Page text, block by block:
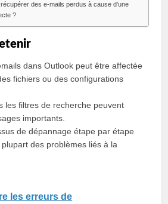
des e-mails perdus à cause d’une
?
dans Outlook peut être affectée
fichiers ou des configurations
les filtres de recherche peuvent
importants.
de dépannage étape par étape
des problèmes liés à la
les erreurs de